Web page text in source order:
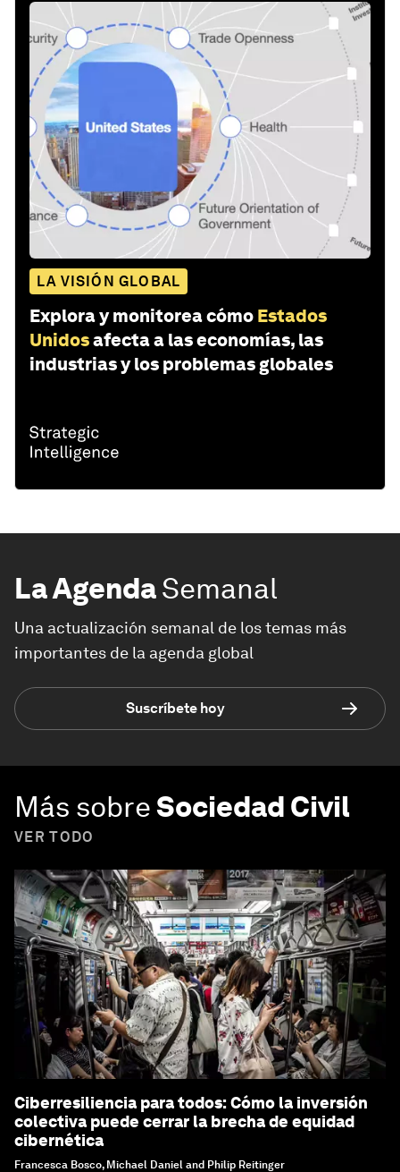
LA VISIÓN GLOBAL
Explora y monitorea cómo Estados
Unidosafecta a las economías, las
industrias y los problemas globales
La AgendaSemanal
Una actualización semanal de los temas más
importantes de la agenda global
Suscríbete hoy
Más sobreSociedad Civil
VER TODO
Ciberresiliencia para todos: Cómo la inversión
colectiva puede cerrar la brecha de equidad
cibernética
Francesca Bosco, Michael Daniel and Philip Reitinger